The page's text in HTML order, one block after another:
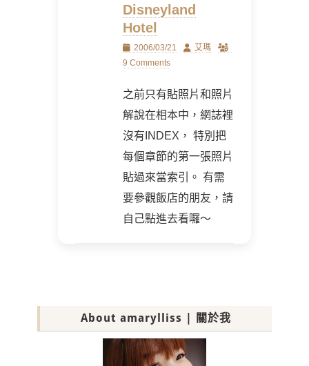
Disneyland
Hotel
Posted
on
2006/03/21 Author
艾瑪
9 Comments
之前只有貼照片和照片
解說在相本中，網誌裡
沒有INDEX， 特別把
每個章節的第一張照片
貼過來當索引。 有需
要參觀飯店的朋友，請
自己點進去看囉～
About amarylliss | 關於我